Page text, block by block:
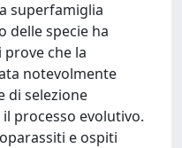
superfamiglia
delle specie ha
che la
notevolmente
di selezione
processo evolutivo.
e ospiti